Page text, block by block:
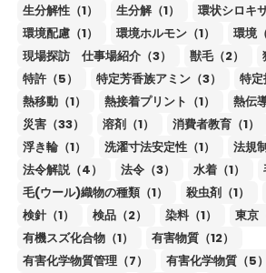
生分解性（1）
生分解（1）
環状シロキ
環境配慮（1）
環境ホルモン（1）
環境
現場探訪 仕事場紹介（3）
獣毛（2）
特許（5）
特定芳香族アミン（3）
特定
熱移動（1）
熱接着プリント（1）
熱伝
災害（33）
溶剤（1） 消費者教育（1）
浮き輪（1）
洗濯寸法安定性（1）
法規
法令解説（4）
法令（3） 水着（1）
毛(ウール)織物の種類（1）
殺虫剤（1）
検針（1）
検品（2） 染料（1）
東京
有機スズ化合物（1）
有害物質（12）
有害化学物質管理（7）
有害化学物質（5）